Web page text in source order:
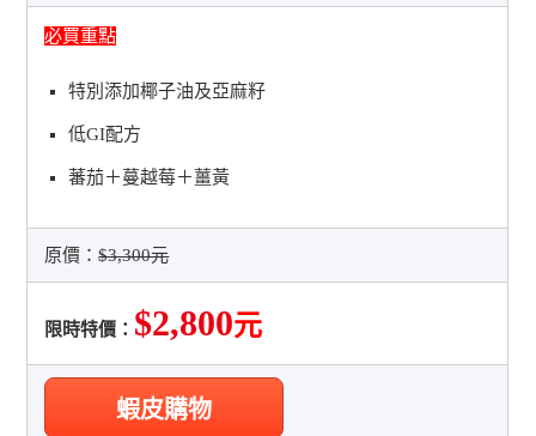
必買重點
特別添加椰子油及亞麻籽
低GI配方
蕃茄＋蔓越莓＋薑黃
原價：$3,300元
限時特價： $2,800元
蝦皮購物